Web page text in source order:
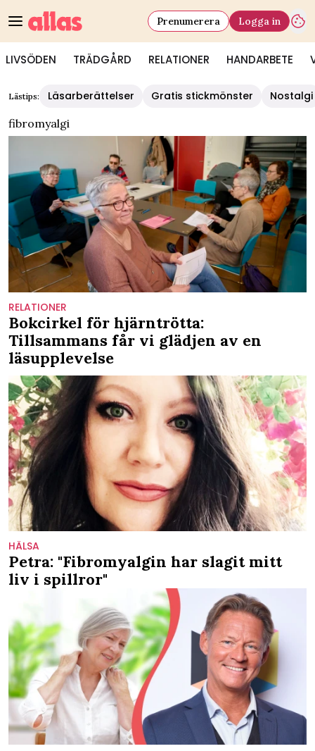
LIVSÖDEN TRÄDGÅRD RELATIONER HANDARBETE
Prenumerera Logga in
Lästips: Läsarberättelser Gratis stickmönster
Nostalgi
fibromyalgi
RELATIONER
Bokcirkel för hjärntrötta:
Tillsammans får vi glädjen av en
läsupplevelse
HÄLSA
Petra: "Fibromyalgin har slagit mitt
liv i spillror"